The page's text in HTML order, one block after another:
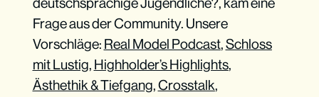
Frage aus der Community. Unsere
Vorschläge: Real Model Podcast,Schloss
mit Lustig, Highholder’s Highlights,
Ästhethik & Tiefgang,Crosstalk,